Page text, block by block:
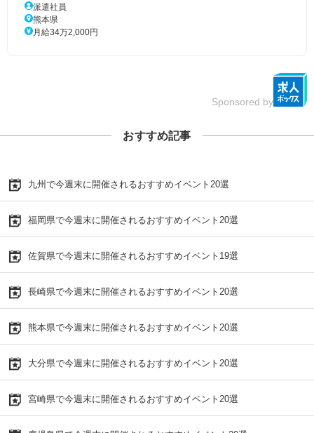
派遣社員
熊本県
月給34万2,000円
Sponsored by
おすすめ記事
九州で今週末に開催されるおすすめイベント20選
福岡県で今週末に開催されるおすすめイベント20選
佐賀県で今週末に開催されるおすすめイベント19選
長崎県で今週末に開催されるおすすめイベント20選
熊本県で今週末に開催されるおすすめイベント20選
大分県で今週末に開催されるおすすめイベント20選
宮崎県で今週末に開催されるおすすめイベント20選